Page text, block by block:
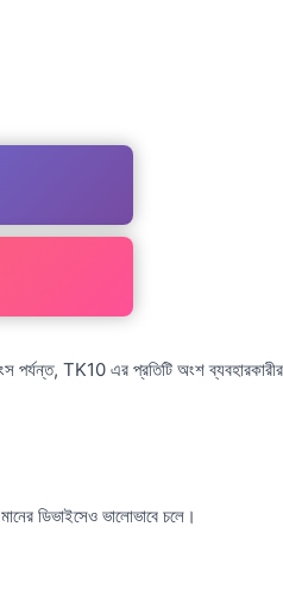
পর্যন্ত, TK10 এর প্রতিটি অংশ ব্যবহারকারীর
ডিভাইসেও ভালোভাবে চলে।